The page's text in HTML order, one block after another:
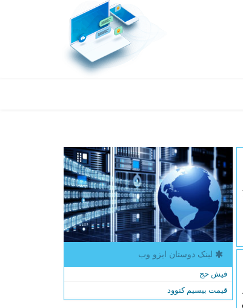
لینک دوستان ایزو وب
فیش حج
قیمت بیسیم کنوود